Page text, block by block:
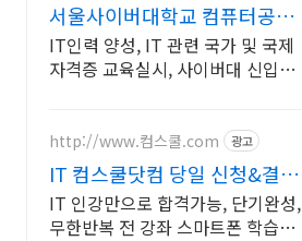
서울사이버대학교 컴퓨터공학
과 2026 가을학기 신편입생
IT인력 양성, IT 관련 국가 및 국제
자격증 교육실시, 사이버대 신입생
http://www.컴스쿨.com 광고
IT 컴스쿨닷컴 당일 신청&결제
시 기프티콘!
IT 인강만으로 합격가능, 단기완성,
무한반복 전 강좌 스마트폰 학습가